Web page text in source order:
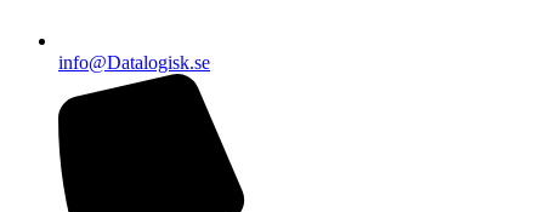
info@Datalogisk.se